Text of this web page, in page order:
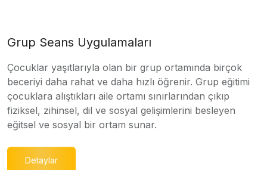
Grup Seans Uygulamaları
Çocuklar yaşıtlarıyla olan bir grup ortamında birçok
beceriyi daha rahat ve daha hızlı öğrenir. Grup eğitimi
çocuklara alıştıkları aile ortamı sınırlarından çıkıp
fiziksel, zihinsel, dil ve sosyal gelişimlerini besleyen
eğitsel ve sosyal bir ortam sunar.
Detaylar